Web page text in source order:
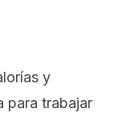
y
para trabajar